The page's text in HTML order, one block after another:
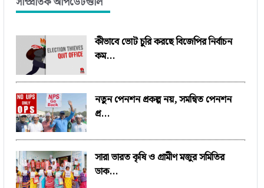
কীভাবে ভোট চুরি করছে বিজেপির নির্বাচন
কম...
নতুন পেনশন প্রকল্প নয়, সমন্বিত পেনশন
প্র...
সারা ভারত কৃষি ও গ্রামীণ মজুর সমিতির
ডাক...